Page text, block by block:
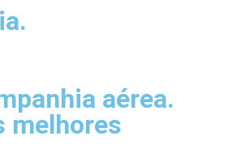
aérea.
melhores